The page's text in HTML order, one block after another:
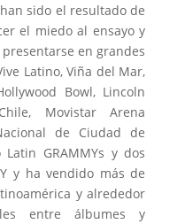
sido el resultado de
el miedo al ensayo y
en grandes
Latino, Viña del Mar,
Bowl, Lincoln
Movistar Arena
de Ciudad de
GRAMMYs y dos
y ha vendido más de
y alrededor
entre álbumes y